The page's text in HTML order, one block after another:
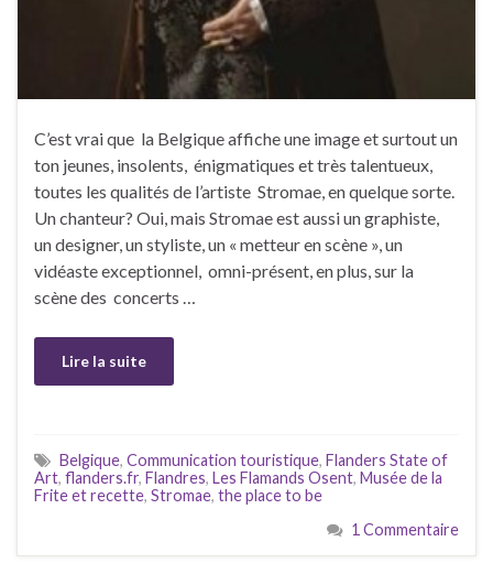
C’est vrai que la Belgique affiche une image et surtout un
ton jeunes, insolents, énigmatiques et très talentueux,
toutes les qualités de l’artiste Stromae, en quelque sorte.
Un chanteur? Oui, mais Stromae est aussi un graphiste,
un designer, un styliste, un « metteur en scène », un
vidéaste exceptionnel, omni-présent, en plus, sur la
scène des concerts …
Lire la suite
Belgique, Communication touristique, Flanders State of
Art, flanders.fr, Flandres, Les Flamands Osent, Musée de la
Frite et recette, Stromae, the place to be
1 Commentaire